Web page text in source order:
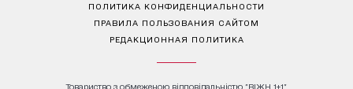
ПОЛИТИКА КОНФИДЕНЦИАЛЬНОСТИ
ПРАВИЛА ПОЛЬЗОВАНИЯ САЙТОМ
РЕДАКЦИОННАЯ ПОЛИТИКА
Товариство з обмеженою відповідальністю "ВІЖН 1+1"